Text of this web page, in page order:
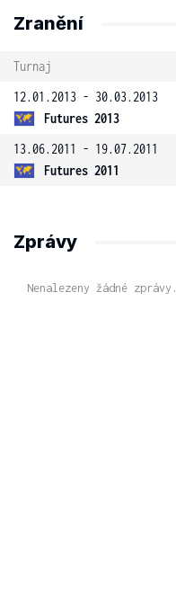
Zranění
Turnaj
12.01.2013 - 30.03.2013
Futures 2013
13.06.2011 - 19.07.2011
Futures 2011
Zprávy
Nenalezeny žádné zprávy.